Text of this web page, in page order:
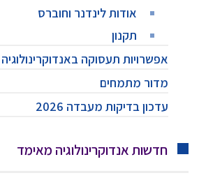
אודות לינדנר וחוברס
תקנון
אפשרויות תעסוקה באנדוקרינולוגיה
מדור מתמחים
עדכון בדיקות מעבדה 2026
חדשות אנדוקרינולוגיה מאימד